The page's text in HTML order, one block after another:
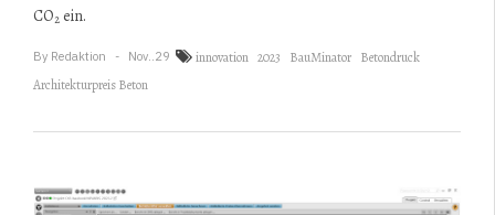
CO2 ein.
By Redaktion Nov..29 innovation 2023 BauMinator Betondruck
Architekturpreis Beton